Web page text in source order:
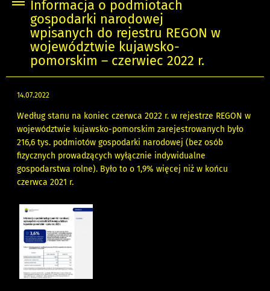
Informacja o podmiotach
gospodarki narodowej
wpisanych do rejestru REGON w
województwie kujawsko-
pomorskim – czerwiec 2022 r.
14.07.2022
Według stanu na koniec czerwca 2022 r. w rejestrze REGON w
województwie kujawsko-pomorskim zarejestrowanych było
216,6 tys. podmiotów gospodarki narodowej (bez osób
fizycznych prowadzących wyłącznie indywidualne
gospodarstwa rolne). Było to o 1,9% więcej niż w końcu
czerwca 2021 r.